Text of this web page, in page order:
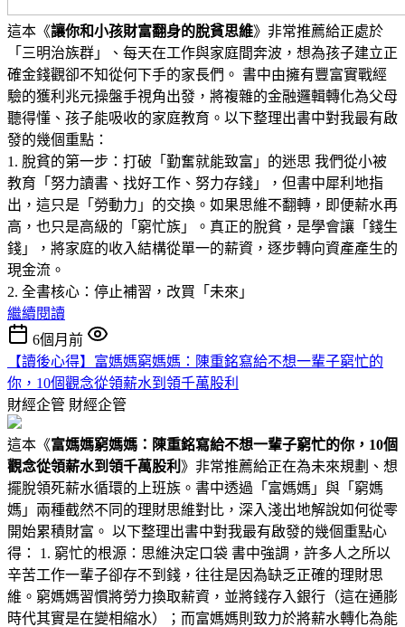
這本《讓你和小孩財富翻身的脫貧思維》非常推薦給正處於
「三明治族群」、每天在工作與家庭間奔波，想為孩子建立正
確金錢觀卻不知從何下手的家長們。 書中由擁有豐富實戰經
驗的獲利兆元操盤手視角出發，將複雜的金融邏輯轉化為父母
聽得懂、孩子能吸收的家庭教育。以下整理出書中對我最有啟
發的幾個重點：
1. 脫貧的第一步：打破「勤奮就能致富」的迷思 我們從小被
教育「努力讀書、找好工作、努力存錢」，但書中犀利地指
出，這只是「勞動力」的交換。如果思維不翻轉，即便薪水再
高，也只是高級的「窮忙族」。真正的脫貧，是學會讓「錢生
錢」，將家庭的收入結構從單一的薪資，逐步轉向資產產生的
現金流。
2. 全書核心：停止補習，改買「未來」
繼續閱讀
6個月前
【讀後心得】富媽媽窮媽媽：陳重銘寫給不想一輩子窮忙的
你，10個觀念從領薪水到領千萬股利
財經企管 財經企管
這本《富媽媽窮媽媽：陳重銘寫給不想一輩子窮忙的你，10個
觀念從領薪水到領千萬股利 》非常推薦給正在為未來規劃、想
擺脫領死薪水循環的上班族。書中透過「富媽媽」與「窮媽
媽」兩種截然不同的理財思維對比，深入淺出地解說如何從零
開始累積財富。 以下整理出書中對我最有啟發的幾個重點心
得： 1. 窮忙的根源：思維決定口袋 書中強調，許多人之所以
辛苦工作一輩子卻存不到錢，往往是因為缺乏正確的理財思
維。窮媽媽習慣將勞力換取薪資，並將錢存入銀行（這在通膨
時代其實是在變相縮水）；而富媽媽則致力於將薪水轉化為能